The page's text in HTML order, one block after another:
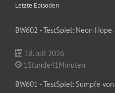
Letzte Episoden
BW602 - TestSpiel: Neon
18. Juli 2026
1Stunde41Minuten
BW601 - TestSpiel: Sümpfe